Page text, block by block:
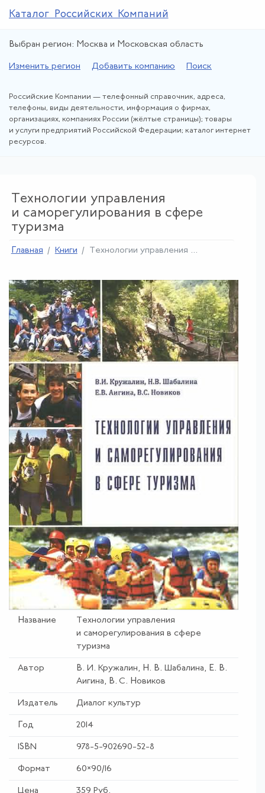
Каталог Российских Компаний
Выбран регион: Москва и Московская область
Изменить регион Добавить компанию Поиск
Российские Компании — телефонный справочник, адреса,
телефоны, виды деятельности, информация о фирмах,
организациях, компаниях России (жёлтые страницы); товары
и услуги предприятий Российской Федерации; каталог интернет
ресурсов.
Технологии управления
и саморегулирования в сфере
туризма
Главная Книги Технологии управления ...
Название
Технологии управления
и саморегулирования в сфере
туризма
Автор
В. И. Кружалин, Н. В. Шабалина, Е. В.
Аигина, В. С. Новиков
Издатель Диалог культур
Год 2014
ISBN 978-5-902690-52-8
Формат 60×90/16
Цена 359 Руб.